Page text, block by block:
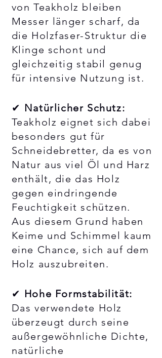
von Teakholz bleiben
Messer länger scharf, da
die Holzfaser-Struktur die
Klinge schont und
gleichzeitig stabil genug
für intensive Nutzung ist.
✔ Natürlicher Schutz:
Teakholz eignet sich dabei
besonders gut für
Schneidebretter, da es von
Natur aus viel Öl und Harz
enthält, die das Holz
gegen eindringende
Feuchtigkeit schützen.
Aus diesem Grund haben
Keime und Schimmel kaum
eine Chance, sich auf dem
Holz auszubreiten.
✔ Hohe Formstabilität:
Das verwendete Holz
überzeugt durch seine
außergewöhnliche Dichte,
natürliche